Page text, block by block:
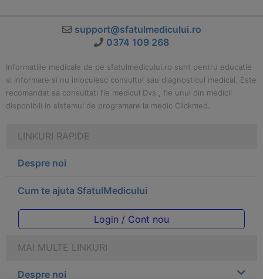
support@sfatulmedicului.ro
0374 109 268
Informatiile medicale de pe sfatulmedicului.ro sunt pentru educatie
si informare si nu inlocuiesc consultul sau diagnosticul medical. Este
recomandat sa consultati fie medicul Dvs., fie unul din medicii
disponibili in sistemul de programare la medic Clickmed.
LINKURI RAPIDE
Despre noi
Cum te ajuta SfatulMedicului
Login / Cont nou
MAI MULTE LINKURI
Despre noi